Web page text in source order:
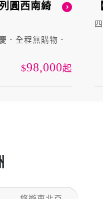
圓西南綺
．全程無購物．
98,000起